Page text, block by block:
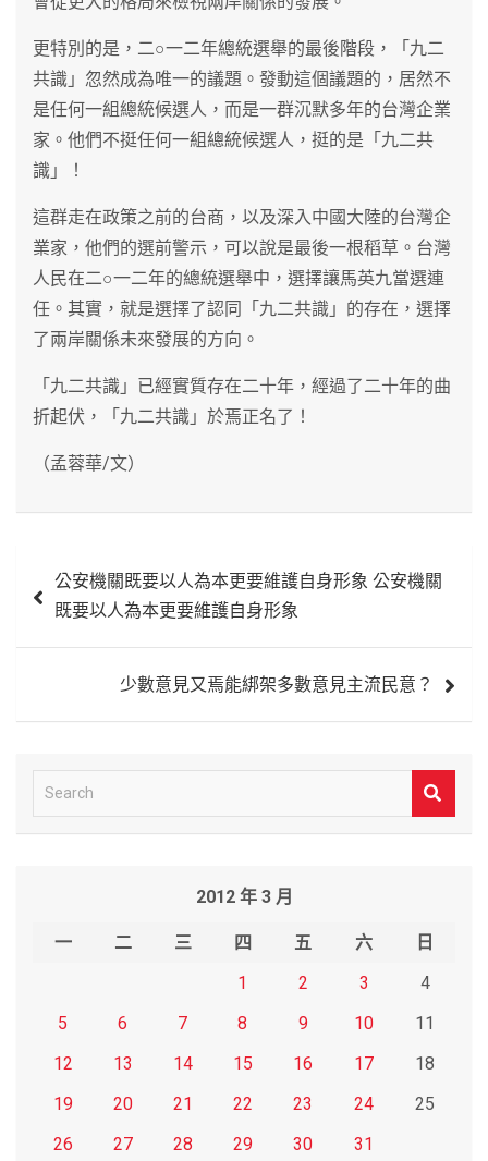
更特別的是，二○一二年總統選舉的最後階段，「九二
共識」忽然成為唯一的議題。發動這個議題的，居然不
是任何一組總統候選人，而是一群沉默多年的台灣企業
家。他們不挺任何一組總統候選人，挺的是「九二共
識」！
這群走在政策之前的台商，以及深入中國大陸的台灣企
業家，他們的選前警示，可以說是最後一根稻草。台灣
人民在二○一二年的總統選舉中，選擇讓馬英九當選連
任。其實，就是選擇了認同「九二共識」的存在，選擇
了兩岸關係未來發展的方向。
「九二共識」已經實質存在二十年，經過了二十年的曲
折起伏，「九二共識」於焉正名了！
（孟蓉華/文）
章 公安機關既要以人為本更要維護自身形象 公安機關
既要以人為本更要維護自身形象
少數意見又焉能綁架多數意見主流民意？
e
2012 年 3 月
一 二 三 四 五 六
日
1
2 3
4
5
6 7 8 9 10
11
12
13 14 15 16 17
18
19
20 21 22 23 24
25
26
27 28 29 30
31